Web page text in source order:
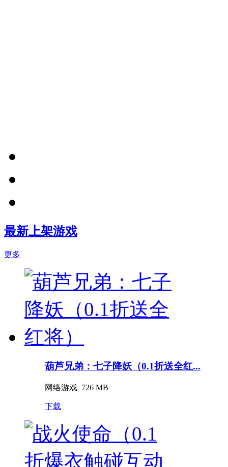
最新上架游戏
更多
葫芦兄弟：七子降妖（0.1折送全红...
网络游戏 726 MB
下载